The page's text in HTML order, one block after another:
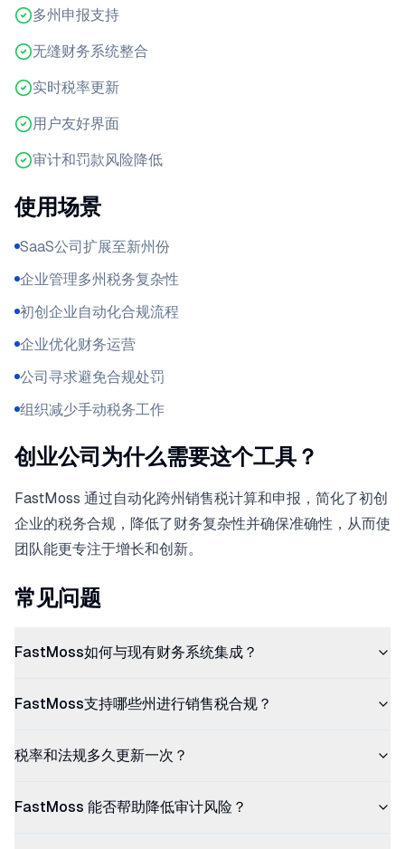
多州申报支持
无缝财务系统整合
实时税率更新
用户友好界面
审计和罚款风险降低
使用场景
SaaS公司扩展至新州份
企业管理多州税务复杂性
初创企业自动化合规流程
企业优化财务运营
公司寻求避免合规处罚
组织减少手动税务工作
创业公司为什么需要这个工具？
FastMoss 通过自动化跨州销售税计算和申报，简化了初创
企业的税务合规，降低了财务复杂性并确保准确性，从而使
团队能更专注于增长和创新。
常见问题
FastMoss如何与现有财务系统集成？
FastMoss支持哪些州进行销售税合规？
税率和法规多久更新一次？
FastMoss 能否帮助降低审计风险？